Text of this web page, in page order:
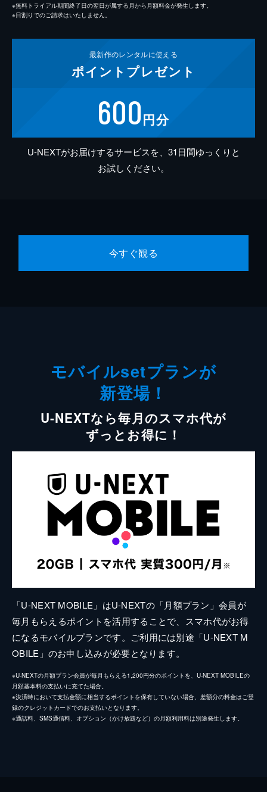
※無料トライアル期間終了日の翌日が属する月から月額料金が発生します。
※日割りでのご請求はいたしません。
最新作のレンタルに使える
ポイント プレゼント
600円分
U-NEXTがお届けするサービスを、31日間ゆっくりと
お試しください。
今すぐ観る
モバイルsetプランが
新登場！
U-NEXTなら毎月のスマホ代が
ずっとお得に！
「U-NEXT MOBILE」はU-NEXTの「月額プラン」会員が
毎月もらえるポイントを活用することで、スマホ代がお得
になるモバイルプランです。ご利用には別途「U-NEXT M
OBILE」のお申し込みが必要となります。
※U-NEXTの月額プラン会員が毎月もらえる1,200円分のポイントを、U-NEXT MOBILEの
月額基本料の支払いに充てた場合。
※決済時において支払金額に相当するポイントを保有していない場合、差額分の料金はご登
録のクレジットカードでのお支払いとなります。
※通話料、SMS通信料、オプション（かけ放題など）の月額利用料は別途発生します。